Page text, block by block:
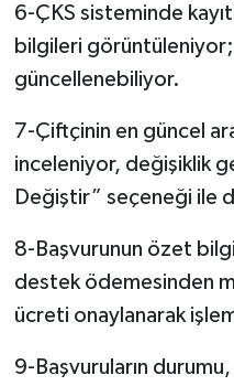
6-ÇKS sisteminde
bilgileri
güncellenebiliyor.
7-Çiftçinin en güncel
inceleniyor, değişiklik
Değiştir” seçeneği ile
8-Başvurunun özet
destek ödemesinden
ücreti onaylanarak
9-Başvuruların